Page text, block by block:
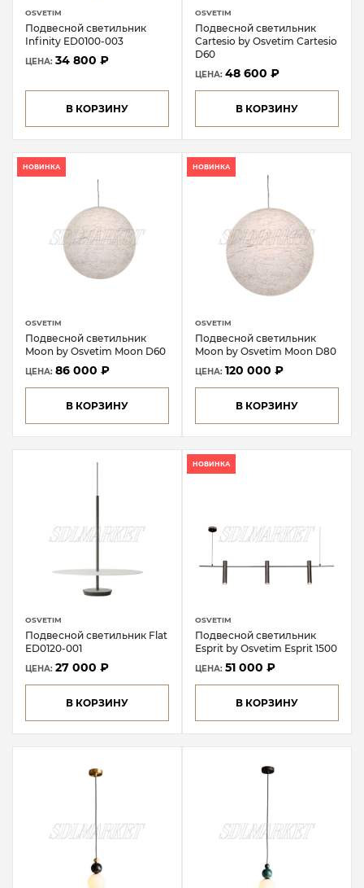
OSVETIM
Подвесной светильник
Infinity ED0100-003
ЦЕНА: 34 800 ₽
В КОРЗИНУ
OSVETIM
Подвесной светильник
Cartesio by Osvetim Cartesio
D60
ЦЕНА: 48 600 ₽
В КОРЗИНУ
НОВИНКА
OSVETIM
Подвесной светильник
Moon by Osvetim Moon D60
ЦЕНА: 86 000 ₽
В КОРЗИНУ
НОВИНКА
OSVETIM
Подвесной светильник
Moon by Osvetim Moon D80
ЦЕНА: 120 000 ₽
В КОРЗИНУ
OSVETIM
Подвесной светильник Flat
ED0120-001
ЦЕНА: 27 000 ₽
В КОРЗИНУ
НОВИНКА
OSVETIM
Подвесной светильник
Esprit by Osvetim Esprit 1500
ЦЕНА: 51 000 ₽
В КОРЗИНУ